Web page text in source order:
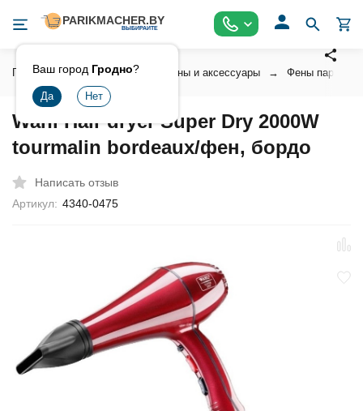
Ваш город Гродно?
Главная Инструмент Фены и аксессуары Фены
Wahl Hair dryer Super Dry 2000W
tourmalin bordeaux/фен, бордо
Написать отзыв
Артикул: 4340-0475